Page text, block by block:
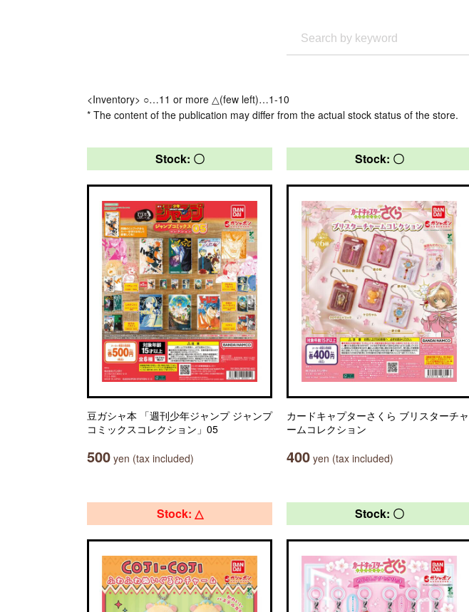
<Inventory> ○…11 or more △(few left)…1-10
* The content of the publication may differ from the actual stock status of the store.
Stock: 〇
豆ガシャ本 「週刊少年ジャンプ ジャンプ
コミックスコレクション」05
500 yen (tax included)
Stock: 〇
カードキャプターさくら ブリスターチャ
ームコレクション
400 yen (tax included)
Stock: △ Stock: 〇